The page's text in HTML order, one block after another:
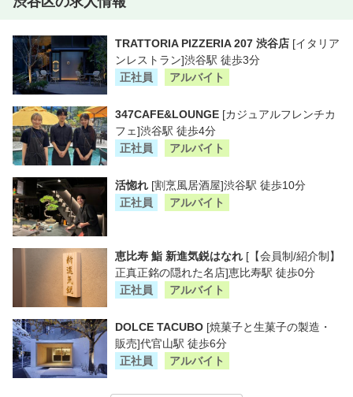
TRATTORIA PIZZERIA 207 渋谷店 [イタリア
ンレストラン]渋谷駅 徒歩3分
正社員
アルバイト
347CAFE&LOUNGE [カジュアルフレンチカ
フェ]渋谷駅 徒歩4分
正社員
アルバイト
活惚れ [割烹風居酒屋]渋谷駅 徒歩10分
正社員
アルバイト
恵比寿 鮨 新進気鋭はなれ [【会員制/紹介制】
正真正銘の隠れた名店]恵比寿駅 徒歩0分
正社員
アルバイト
DOLCE TACUBO [焼菓子と生菓子の製造・
販売]代官山駅 徒歩6分
正社員
アルバイト